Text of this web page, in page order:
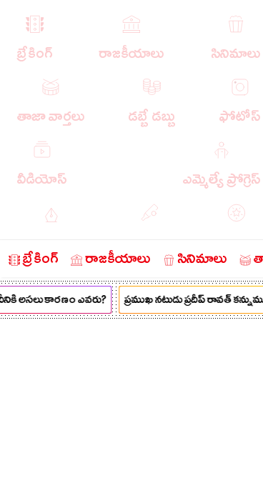
బ్రేకింగ్ రాజకీయాలు సినిమాలు
తాజా వార్తలు డబ్బే డబ్బు ఫోటోస్
వీడియోస్ ఎమ్మెల్యే ప్రోగ్రెస్
ఎడిటోరియల్
చరిత్రలో ఈ రోజు నేరాలు ఆటో
బ్రేకింగ్ రాజకీయాలు సినిమాలు
అసలు కారణం ఎవరు? ప్రముఖ నటుడు ప్రదీప్ రావత్